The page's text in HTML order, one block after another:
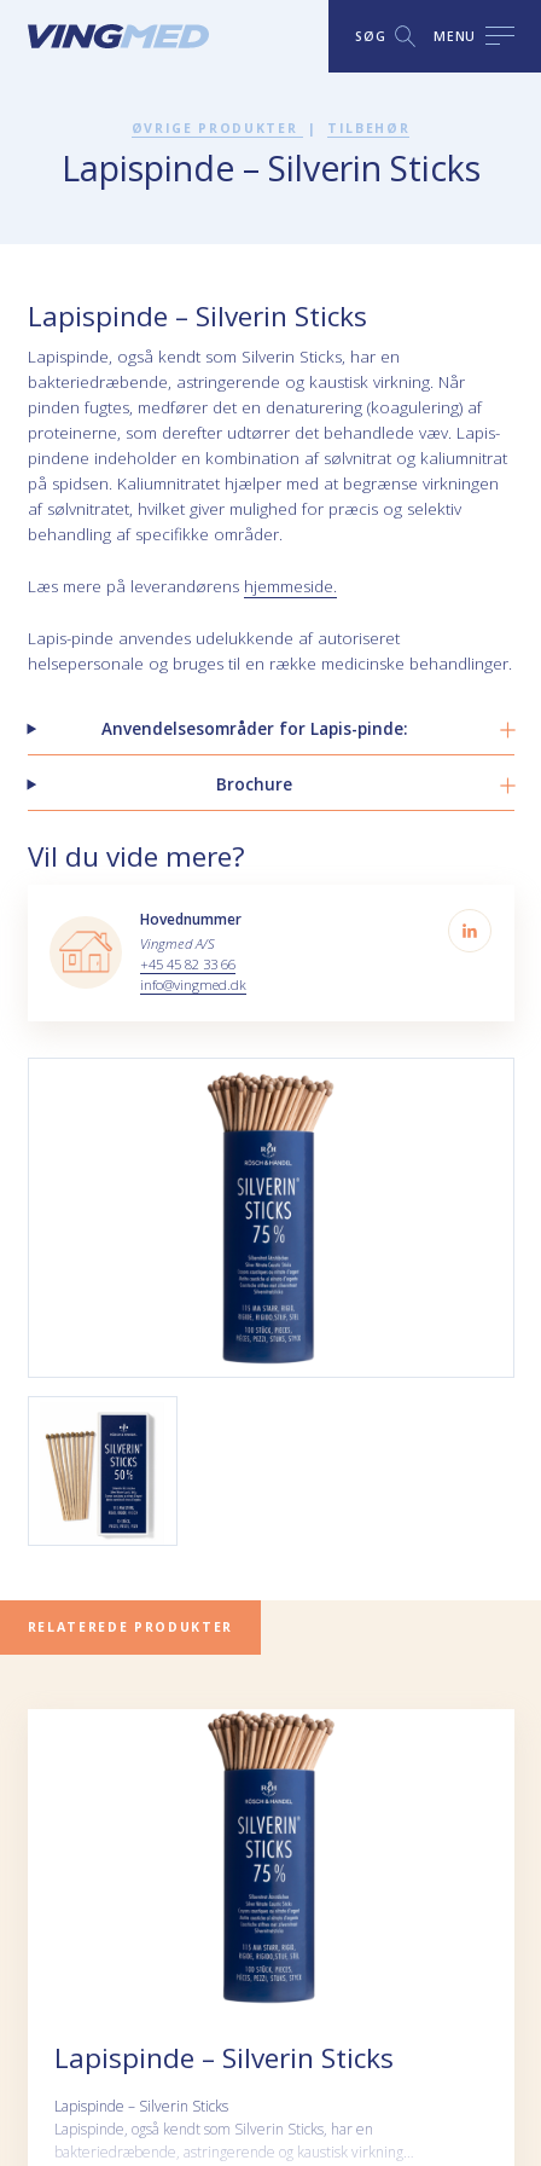
SØG MENU
ØVRIGE PRODUKTER | TILBEHØR
Lapispinde – Silverin Sticks
Lapispinde – Silverin Sticks
Lapispinde, også kendt som Silverin Sticks, har en
bakteriedræbende, astringerende og kaustisk virkning. Når
pinden fugtes, medfører det en denaturering (koagulering) af
proteinerne, som derefter udtørrer det behandlede væv. Lapis-
pindene indeholder en kombination af sølvnitrat og kaliumnitrat
på spidsen. Kaliumnitratet hjælper med at begrænse virkningen
af sølvnitratet, hvilket giver mulighed for præcis og selektiv
behandling af specifikke områder.
Læs mere på leverandørens hjemmeside.
Lapis-pinde anvendes udelukkende af autoriseret
helsepersonale og bruges til en række medicinske behandlinger.
Anvendelsesområder for Lapis-pinde:
Brochure
Vil du vide mere?
Hovednummer
Vingmed A/S
+45 45 82 33 66
info@vingmed.dk
RELATEREDE PRODUKTER
Lapispinde – Silverin Sticks
Lapispinde – Silverin Sticks
Lapispinde, også kendt som Silverin Sticks, har en
bakteriedræbende, astringerende og kaustisk virkning…